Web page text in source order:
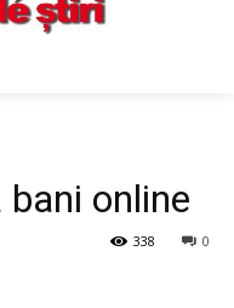
online
0
338